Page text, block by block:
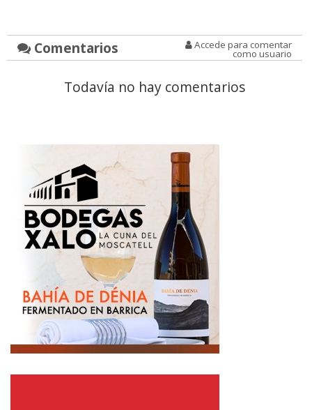
Comentarios Accede para comentar
como usuario
Todavía no hay comentarios